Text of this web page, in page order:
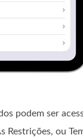
podem ser
ou